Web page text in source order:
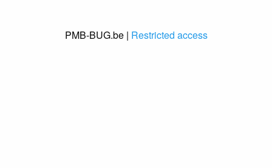
PMB-BUG.be | Restricted access